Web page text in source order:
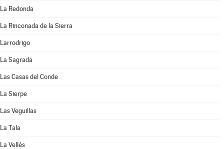
La Redonda
La Rinconada de la Sierra
Larrodrigo
La Sagrada
Las Casas del Conde
La Sierpe
Las Veguillas
La Tala
La Vellés